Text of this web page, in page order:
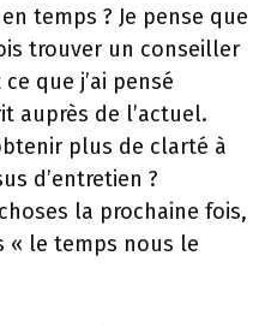
temps ? Je pense que
trouver un conseiller
que j’ai pensé
auprès de l’actuel.
plus de clarté à
d’entretien ?
la prochaine fois,
« le temps nous le